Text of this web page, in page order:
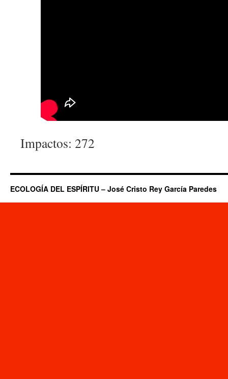
Impactos: 272
ECOLOGÍA DEL ESPÍRITU – José Cristo Rey García Paredes